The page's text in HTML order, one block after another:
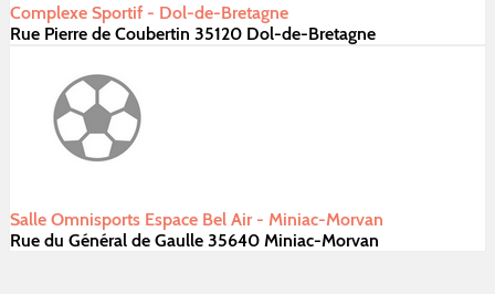
Complexe Sportif - Dol-de-Bretagne
Rue Pierre de Coubertin 35120 Dol-de-Bretagne
Salle Omnisports Espace Bel Air - Miniac-Morvan
Rue du Général de Gaulle 35640 Miniac-Morvan